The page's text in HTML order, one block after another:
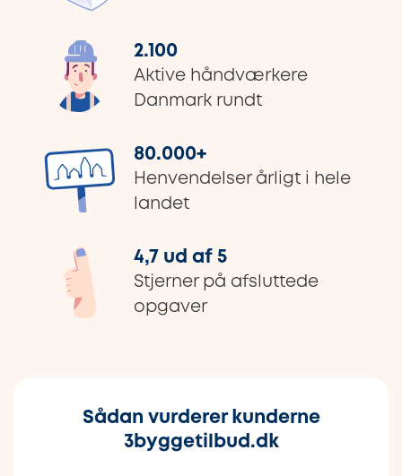
2.100
Aktive håndværkere
Danmark rundt
80.000+
Henvendelser årligt i hele
landet
4,7 ud af 5
Stjerner på afsluttede
opgaver
Sådan vurderer kunderne
3byggetilbud.dk